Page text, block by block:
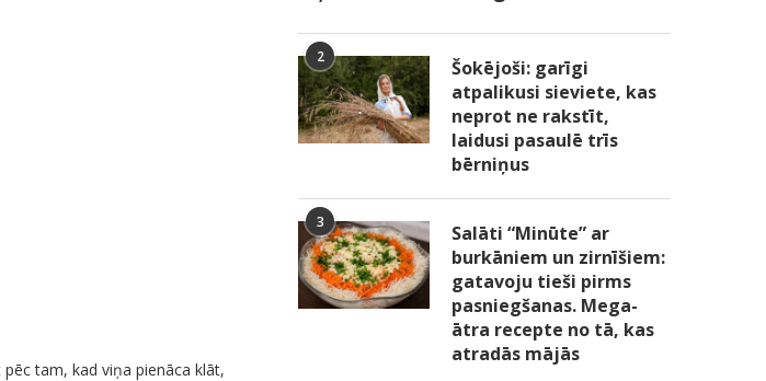
tam, kad viņa pienāca klāt,
2
Šokējoši: garīgi
atpalikusi sieviete, kas
neprot ne rakstīt,
laidusi pasaulē trīs
bērniņus
3
Salāti “Minūte” ar
burkāniem un zirnīšiem:
gatavoju tieši pirms
pasniegšanas. Mega-
ātra recepte no tā, kas
atradās mājās